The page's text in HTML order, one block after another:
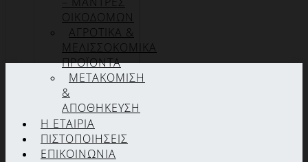
ΟΙΚΟΔΟΜΩΝ
ΑΓΡΟΤΙΚΑ &
ΜΕΛΙΣΣΟΚΟΜΙΚΑ
ΠΡΟΪΟΝΤΑ
ΜΕΤΑΚΟΜΙΣΗ
&
ΑΠΟΘΗΚΕΥΣΗ
Η ΕΤΑΙΡΊΑ
ΠΙΣΤΟΠΟΙΉΣΕΙΣ
ΕΠΙΚΟΙΝΩΝΊΑ